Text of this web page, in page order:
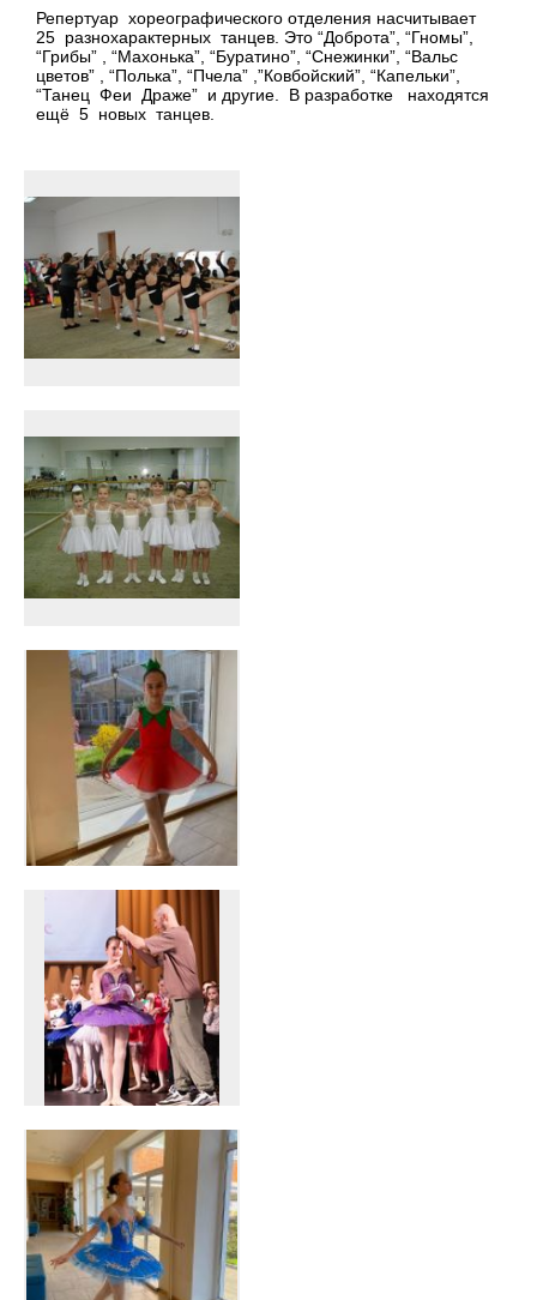
Репертуар хореографического отделения насчитывает
25 разнохарактерных танцев. Это “Доброта”, “Гномы”,
“Грибы” , “Махонька”, “Буратино”, “Снежинки”, “Вальс
цветов” , “Полька”, “Пчела” ,”Ковбойский”, “Капельки”,
“Танец Феи Драже” и другие. В разработке находятся
ещё 5 новых танцев.